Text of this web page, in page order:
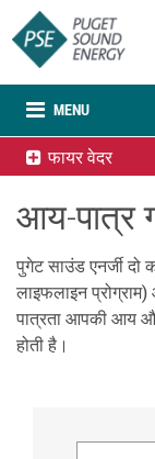
MENU
फायर वेदर
आय-पात्र
पुगेट साउंड एनर्जी दो
लाइफलाइन
पात्रता आपकी आय
होती है।